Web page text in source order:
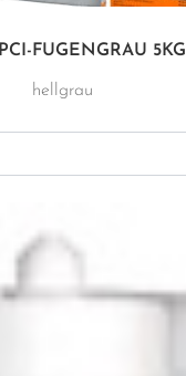
PCI-FUGENGRAU 5KG
hellgrau